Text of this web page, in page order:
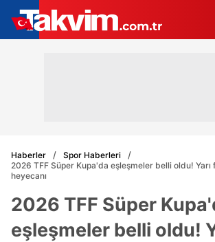
Haberler
Spor Haberleri
2026 TFF Süper Kupa'da eşleşmeler belli oldu!
heyecanı
2026 TFF Süper
eşleşmeler belli oldu!